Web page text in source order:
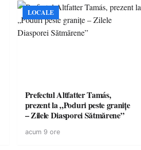
LOCALE
Prefectul Altfatter Tamás,
prezent la „Poduri peste granițe
– Zilele Diasporei Sătmărene”
acum 9 ore